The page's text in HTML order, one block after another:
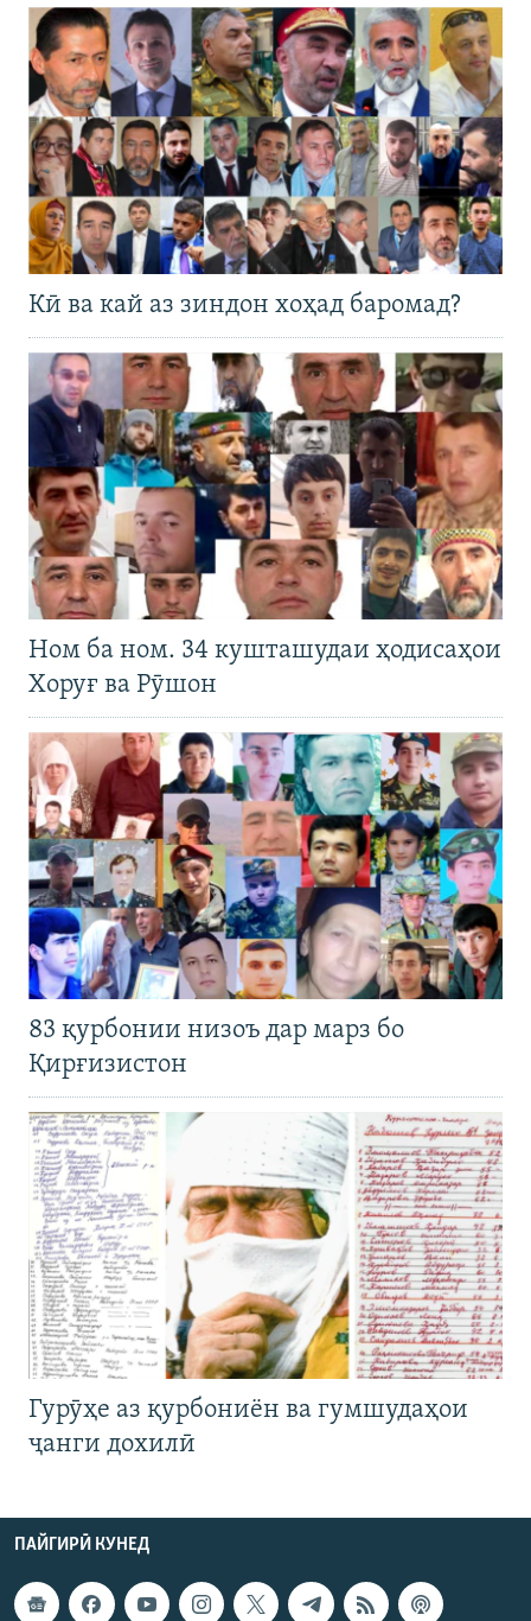
Кӣ ва кай аз зиндон хоҳад баромад?
Ном ба ном. 34 кушташудаи ҳодисаҳои
Хоруғ ва Рӯшон
83 қурбонии низоъ дар марз бо
Қирғизистон
Гурӯҳе аз қурбониён ва гумшудаҳои
ҷанги дохилӣ
ПАЙГИРӢ КУНЕД